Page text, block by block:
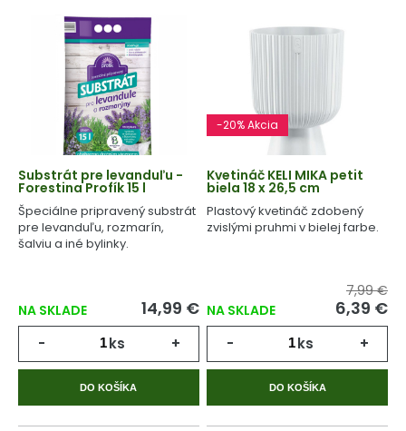
Substrát pre levanduľu -
Forestina Profík 15 l
Špeciálne pripravený substrát
pre levanduľu, rozmarín,
šalviu a iné bylinky.
NA SKLADE 14,99 €
- ks +
DO KOŠÍKA
-20% Akcia
Kvetináč KELI MIKA petit
biela 18 x 26,5 cm
Plastový kvetináč zdobený
zvislými pruhmi v bielej farbe.
NA SKLADE
7,99 €
6,39 €
- ks +
DO KOŠÍKA